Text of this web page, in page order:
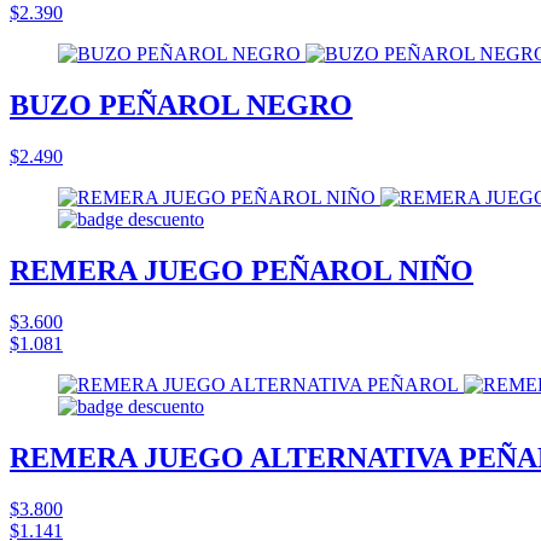
$2.390
BUZO PEÑAROL NEGRO
$2.490
REMERA JUEGO PEÑAROL NIÑO
$3.600
$1.081
REMERA JUEGO ALTERNATIVA
$3.800
$1.141